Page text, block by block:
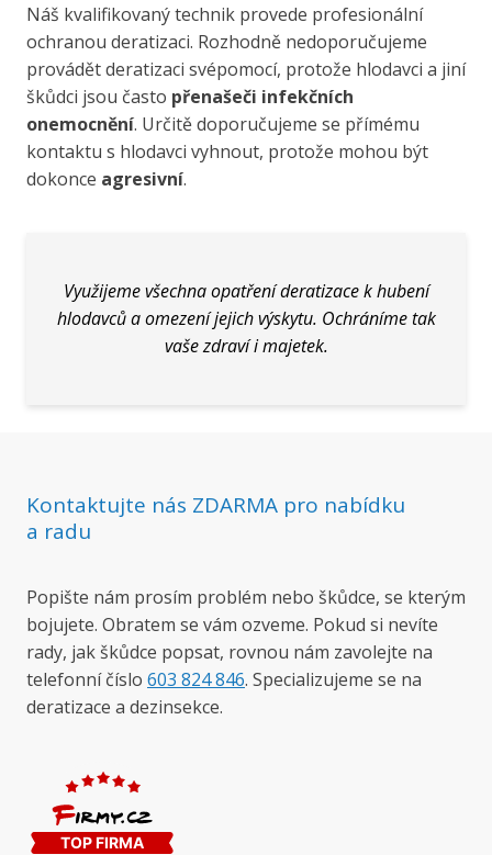
Náš kvalifikovaný technik provede profesionální
ochranou deratizaci. Rozhodně nedoporučujeme
provádět deratizaci svépomocí, protože hlodavci a jiní
škůdci jsou často přenašeči infekčních
onemocnění. Určitě doporučujeme se přímému
kontaktu s hlodavci vyhnout, protože mohou být
dokonce agresivní.
Využijeme všechna opatření deratizace k hubení
hlodavců a omezení jejich výskytu. Ochráníme tak
vaše zdraví i majetek.
Kontaktujte nás ZDARMA pro nabídku
a radu
Popište nám prosím problém nebo škůdce, se kterým
bojujete. Obratem se vám ozveme. Pokud si nevíte
rady, jak škůdce popsat, rovnou nám zavolejte na
telefonní číslo 603 824 846. Specializujeme se na
deratizace a dezinsekce.